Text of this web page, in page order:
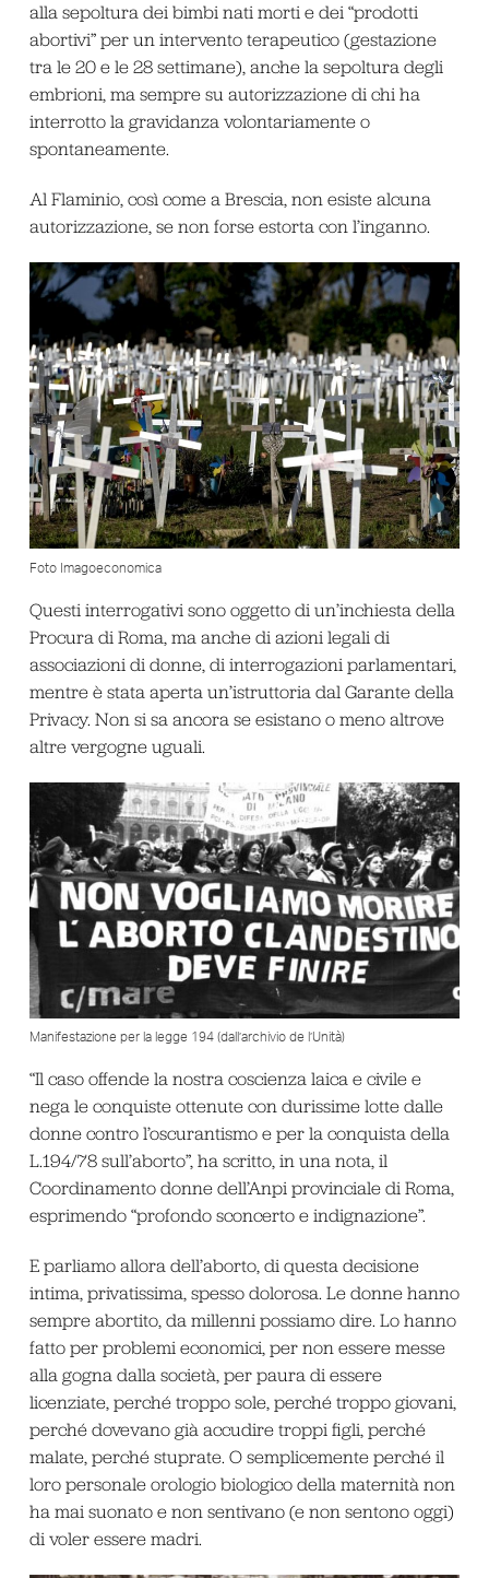
alla sepoltura dei bimbi nati morti e dei “prodotti
abortivi” per un intervento terapeutico (gestazione
tra le 20 e le 28 settimane), anche la sepoltura degli
embrioni, ma sempre su autorizzazione di chi ha
interrotto la gravidanza volontariamente o
spontaneamente.
Al Flaminio, così come a Brescia, non esiste alcuna
autorizzazione, se non forse estorta con l’inganno.
Foto Imagoeconomica
Questi interrogativi sono oggetto di un’inchiesta della
Procura di Roma, ma anche di azioni legali di
associazioni di donne, di interrogazioni parlamentari,
mentre è stata aperta un’istruttoria dal Garante della
Privacy. Non si sa ancora se esistano o meno altrove
altre vergogne uguali.
Manifestazione per la legge 194 (dall’archivio de l’Unità)
“Il caso offende la nostra coscienza laica e civile e
nega le conquiste ottenute con durissime lotte dalle
donne contro l’oscurantismo e per la conquista della
L.194/78 sull’aborto”, ha scritto, in una nota, il
Coordinamento donne dell’Anpi provinciale di Roma,
esprimendo “profondo sconcerto e indignazione”.
E parliamo allora dell’aborto, di questa decisione
intima, privatissima, spesso dolorosa. Le donne hanno
sempre abortito, da millenni possiamo dire. Lo hanno
fatto per problemi economici, per non essere messe
alla gogna dalla società, per paura di essere
licenziate, perché troppo sole, perché troppo giovani,
perché dovevano già accudire troppi figli, perché
malate, perché stuprate. O semplicemente perché il
loro personale orologio biologico della maternità non
ha mai suonato e non sentivano (e non sentono oggi)
di voler essere madri.